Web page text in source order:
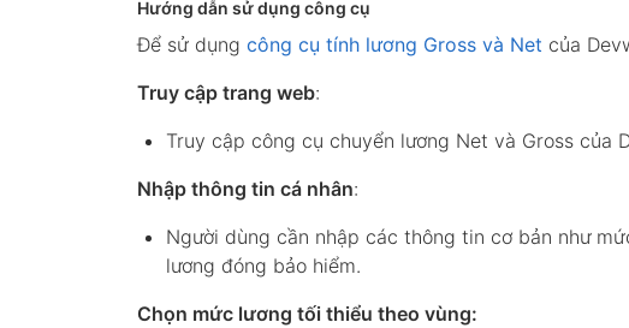
Hướng dẫn sử dụng công cụ
Để sử dụng công cụ tính lương Gross và Net của
Truy cập trang web:
Truy cập công cụ chuyển lương Net và Gross của
Nhập thông tin cá nhân:
Người dùng cần nhập các thông tin cơ bản như
lương đóng bảo hiểm.
Chọn mức lương tối thiểu theo vùng: